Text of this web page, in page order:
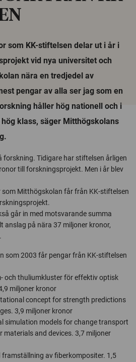
som KK-stiftelsen delar ut i år i
vid nya universitet och
nära en tredjedel av
pengar av alla ser jag som en
håller hög nationell och i
klass, säger Mitthögskolans
forskning. Tidigare har stiftelsen årligen
till forskningsprojekt. Men i år blev
som Mitthögskolan får från KK-stiftelsen
går in med motsvarande summa
anslag på nära 37 miljoner kronor,
som 2003 får pengar från KK-stiftelsen
och thuliumkluster för effektiv optisk
miljoner kronor
concept for strength predictions
3,9 miljoner kronor
simulation models for change transport
materials and devices. 3,7 miljoner
av fiberkompositer. 1,5